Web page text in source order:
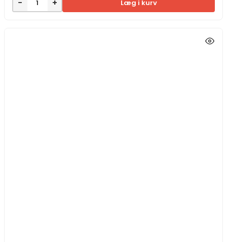
− + Læg i kurv